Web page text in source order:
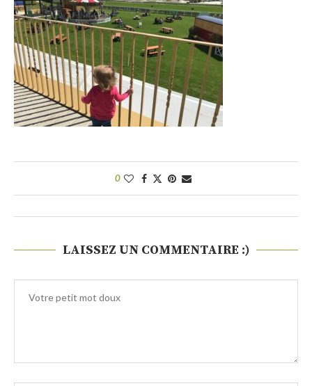
0
LAISSEZ UN COMMENTAIRE :)